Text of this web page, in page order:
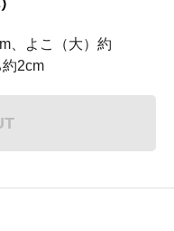
、よこ（大）約
2cm